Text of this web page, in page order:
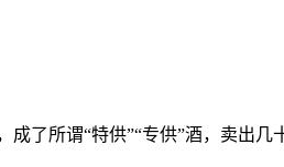
了所谓“特供”“专供”酒，卖出几